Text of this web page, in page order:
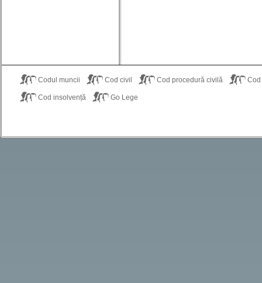
Codul muncii Cod civil Cod procedură civilă
Cod insolvență Go Lege